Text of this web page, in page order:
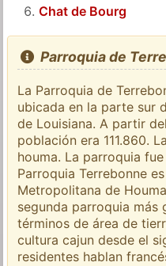
Chat de Bourg
Parroquia de
La Parroquia de
ubicada en la parte sur
de Louisiana. A partir
población era 111.860.
houma. La parroquia
Parroquia Terrebonne
Metropolitana de
segunda parroquia más
términos de área de
cultura cajun desde el
residentes hablan